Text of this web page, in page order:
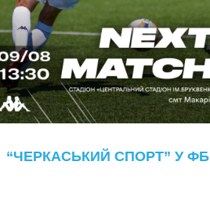
“ЧЕРКАСЬКИЙ СПОРТ” У ФБ